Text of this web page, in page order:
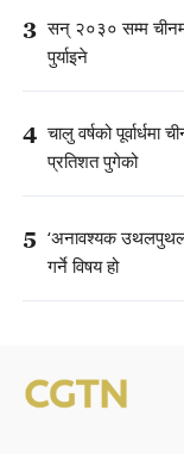
3 सन् २०३० सम्म
पुर्याइने
4 चालु वर्षको
प्रतिशत पुगेको
5 ‘अनावश्यक उथलपुथल
गर्ने विषय हो